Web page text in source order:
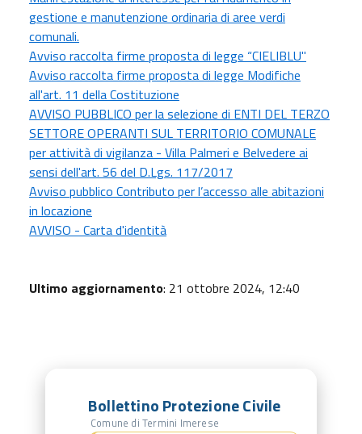
gestione e manutenzione ordinaria di aree verdi
comunali.
Avviso raccolta firme proposta di legge “CIELIBLU"
Avviso raccolta firme proposta di legge Modifiche
all'art. 11 della Costituzione
AVVISO PUBBLICO per la selezione di ENTI DEL TERZO
SETTORE OPERANTI SUL TERRITORIO COMUNALE
per attività di vigilanza - Villa Palmeri e Belvedere ai
sensi dell'art. 56 del D.Lgs. 117/2017
Avviso pubblico Contributo per l’accesso alle abitazioni
in locazione
AVVISO - Carta d'identità
Ultimo aggiornamento: 21 ottobre 2024, 12:40
Bollettino Protezione Civile
Comune di Termini Imerese